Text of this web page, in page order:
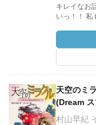
キレイなお
いっ！！ 私
天空のミ
(Dream
村山早紀